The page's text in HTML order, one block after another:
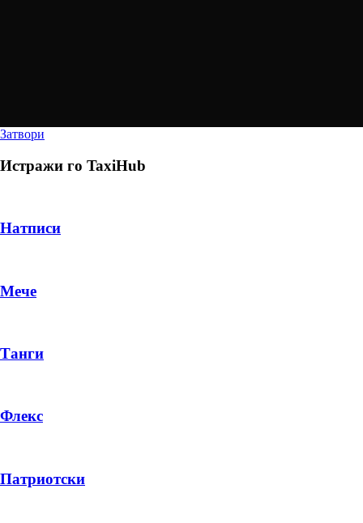
PRODUCT
Затвори
Истражи го TaxiHub
Натписи
Мече
Танги
Флекс
Патриотски